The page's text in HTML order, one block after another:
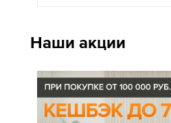
Наши акции